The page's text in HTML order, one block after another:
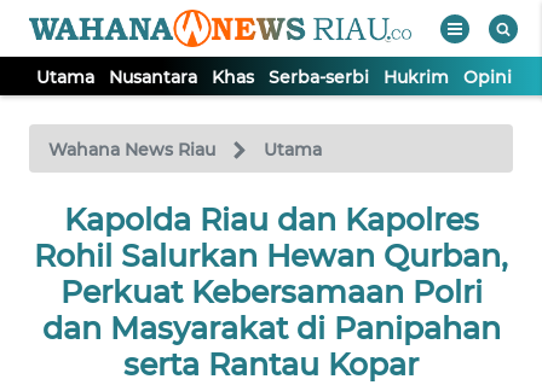
Utama Nusantara Khas Serba-serbi Hukrim Opini
Wahana News Riau Utama
Kapolda Riau dan Kapolres
Rohil Salurkan Hewan Qurban,
Perkuat Kebersamaan Polri
dan Masyarakat di Panipahan
serta Rantau Kopar
TV
Tutup
UTAMA
NUSANTARA